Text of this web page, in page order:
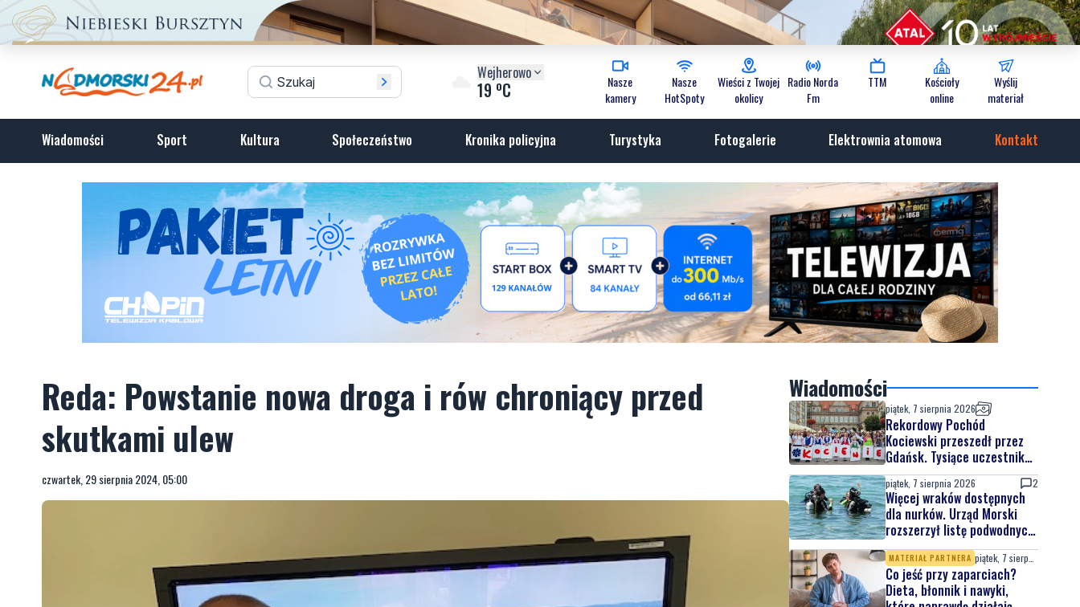
Wejherowo
19 oC
Nasze
kamery
Nasze
HotSpoty
Wieści z Twojej
okolicy
Radio Norda
Fm
TTM
Kościoły
online
Wyślij
materiał
Wiadomości Sport Kultura Społeczeństwo Kronika policyjna Turystyka Fotogalerie Elektrownia atomowa Kontakt
Reda: Powstanie nowa droga i rów chroniący przed
skutkami ulew
czwartek, 29 sierpnia 2024, 05:00
Wiadomości
piątek, 7 sierpnia 2026
Rekordowy Pochód
Kociewski przeszedł przez
Gdańsk. Tysiące uczestników
na jubileuszowej edycji
piątek, 7 sierpnia 2026 2
Więcej wraków dostępnych
dla nurków. Urząd Morski
rozszerzył listę podwodnych
atrakcji
MATERIAŁ PARTNERA
Co jeść przy zaparciach?
Dieta, błonnik i nawyki,